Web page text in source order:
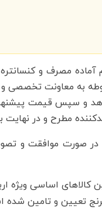
آماده مصرف و
به معاونت تخصصی
و سپس قیمت
مطرح و در نهایت
در صورت موافقت و
کالاهای اساسی ویژه
تعیین و تامین شده